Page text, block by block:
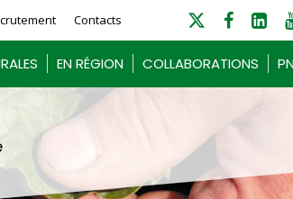
Contacts
EN RÉGION COLLABORATIONS